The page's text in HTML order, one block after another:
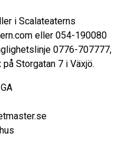
i Scalateaterns
eller 054-190080
0776-707777,
Storgatan 7 i Växjö.